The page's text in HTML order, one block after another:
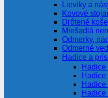
Lieviky a
Kovové
Drôtené koše
Miešadlá
Odmerky,
Odmerné
Hadice a
Hadice
Hadice
Hadice